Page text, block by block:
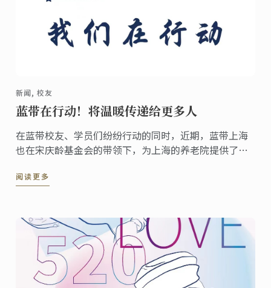
新闻, 校友
蓝带在行动！将温暖传递给更多人
在蓝带校友、学员们纷纷行动的同时，近期，蓝带上海
也在宋庆龄基金会的带领下，为上海的养老院提供了爱
阅读更多